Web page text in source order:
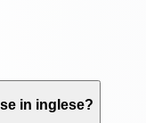
in inglese?